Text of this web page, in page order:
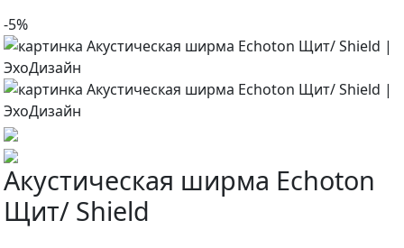
-5%
Акустическая ширма Echoton
Щит/ Shield